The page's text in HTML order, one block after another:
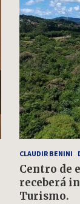
CLAUDIR BENINI
Centro de
receberá
Turismo.